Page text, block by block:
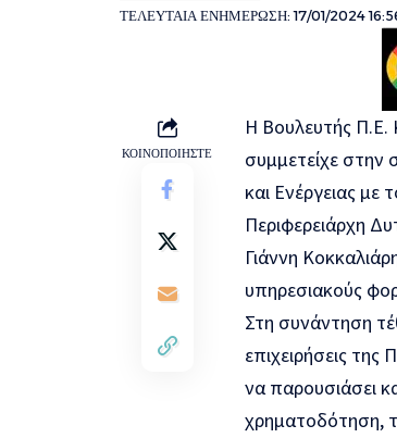
ΤΕΛΕΥΤΑΙΑ ΕΝΗΜΕΡΩΣΗ: 17/01/2024
ΚΟΙΝΟΠΟΙΗΣΤΕ
Η Βουλευτής Π.Ε.
συμμετείχε
και Ενέργειας
Περιφερειάρχη
Γιάννη
υπηρεσιακούς
Στη συνάντηση
επιχειρήσεις
να παρουσιάσει
χρηματοδότηση,